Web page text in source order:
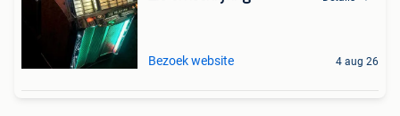
Bezoek website 4 aug 26